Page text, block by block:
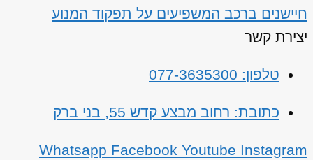
חיישנים ברכב המשפיעים על תפקוד המנוע
יצירת קשר
טלפון: 077-3635300
כתובת: רחוב מבצע קדש 55, בני ברק
Whatsapp Facebook Youtube Instagram